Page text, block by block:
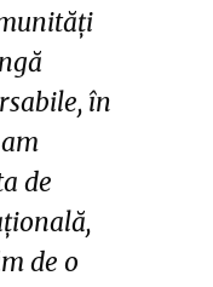
în
de
de o